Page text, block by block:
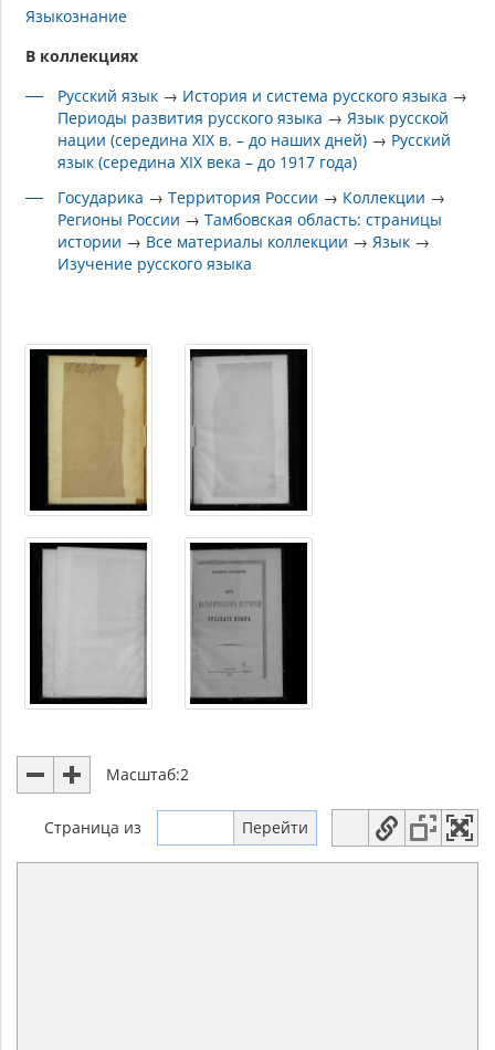
Языкознание
В коллекциях
Русский язык → История и система русского языка →
Периоды развития русского языка →Язык русской
нации (середина XIX в. – до наших дней) → Русский
язык (середина XIX века – до 1917 года)
Государика →Территория России → Коллекции →
Регионы России →Тамбовская область: страницы
истории → Все материалы коллекции →Язык →
Изучение русского языка
Масштаб:2
Страница из